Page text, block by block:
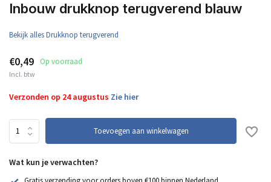
Inbouw drukknop terugverend blauw
Bekijk alles Drukknop terugverend
€0,49 Op voorraad
Incl. btw
Verzonden op 24 augustus Zie hier
Toevoegen aan winkelwagen
Wat kun je verwachten?